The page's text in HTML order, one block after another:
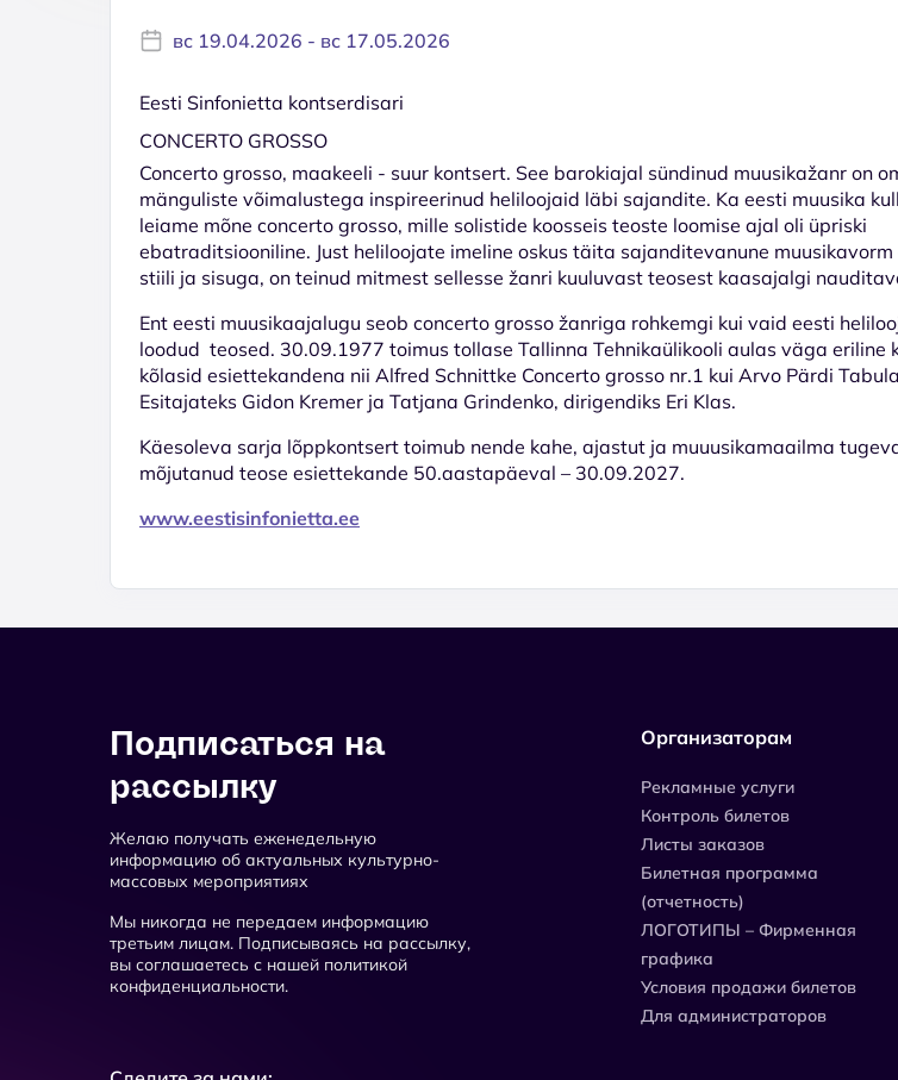
вс 19.04.2026 - вс 17.05.2026
Eesti Sinfonietta kontserdisari
CONCERTO GROSSO
Concerto grosso, maakeeli - suur kontsert. See barokiajal sündinud muusikažanr on
mänguliste võimalustega inspireerinud heliloojaid läbi sajandite. Ka eesti muusika
leiame mõne concerto grosso, mille solistide koosseis teoste loomise ajal oli üpriski
ebatraditsiooniline. Just heliloojate imeline oskus täita sajanditevanune muusikavorm
stiili ja sisuga, on teinud mitmest sellesse žanri kuuluvast teosest kaasajalgi
Ent eesti muusikaajalugu seob concerto grosso žanriga rohkemgi kui vaid eesti
loodud teosed. 30.09.1977 toimus tollase Tallinna Tehnikaülikooli aulas väga eriline
kõlasid esiettekandena nii Alfred Schnittke Concerto grosso nr.1 kui Arvo Pärdi
Esitajateks Gidon Kremer ja Tatjana Grindenko, dirigendiks Eri Klas.
Käesoleva sarja lõppkontsert toimub nende kahe, ajastut ja muuusikamaailma
mõjutanud teose esiettekande 50.aastapäeval – 30.09.2027.
www.eestisinfonietta.ee
Подписаться на
рассылку
Желаю получать еженедельную
информацию об актуальных культурно-
массовых мероприятиях
Мы никогда не передаем информацию
третьим лицам. Подписываясь на рассылку,
вы соглашаетесь с нашей политикой
конфиденциальности.
Организаторам
Рекламные услуги
Контроль билетов
Листы заказов
Билетная программа
(отчетность)
ЛОГОТИПЫ – Фирменная
графика
Условия продажи билетов
Для администраторов